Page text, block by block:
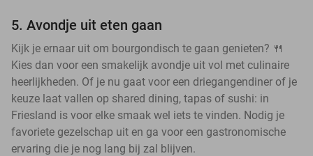
5. Avondje uit eten gaan
Kijk je ernaar uit om bourgondisch te gaan genieten? 🍴
Kies dan voor een smakelijk avondje uit vol met culinaire
heerlijkheden. Of je nu gaat voor een driegangendiner of je
keuze laat vallen op shared dining, tapas of sushi: in
Friesland is voor elke smaak wel iets te vinden. Nodig je
favoriete gezelschap uit en ga voor een gastronomische
ervaring die je nog lang bij zal blijven.